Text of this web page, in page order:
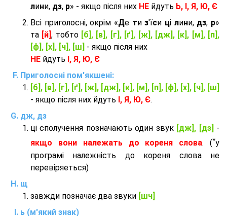
лини, дз, р» - якщо після них НЕ йдуть Ь, І, Я, Ю, Є
Всі приголосні, окрім «Де тиз'їси ці лини, дз, р»
та [й], тобто [б], [в], [г], [ґ], [ж], [дж], [к], [м], [п],
[ф], [х], [ч], [ш] - якщо після них
НЕ йдуть І, Я, Ю, Є
Приголосні пом'якшені:
[б], [в], [г], [ґ], [ж], [дж], [к], [м], [п], [ф], [х], [ч], [ш]
- якщо після них йдуть І, Я, Ю, Є.
дж, дз
ці сполучення позначають один звук [дж], [дз] -
якщо вони належать до кореня слова. (*у
програмі належність до кореня слова не
перевіряеться)
щ
завжди позначає два звуки [шч]
ь (м'який знак)